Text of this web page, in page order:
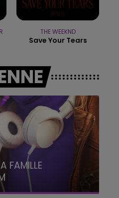
THE WEEKND
Save Your Tears
FAMILLE